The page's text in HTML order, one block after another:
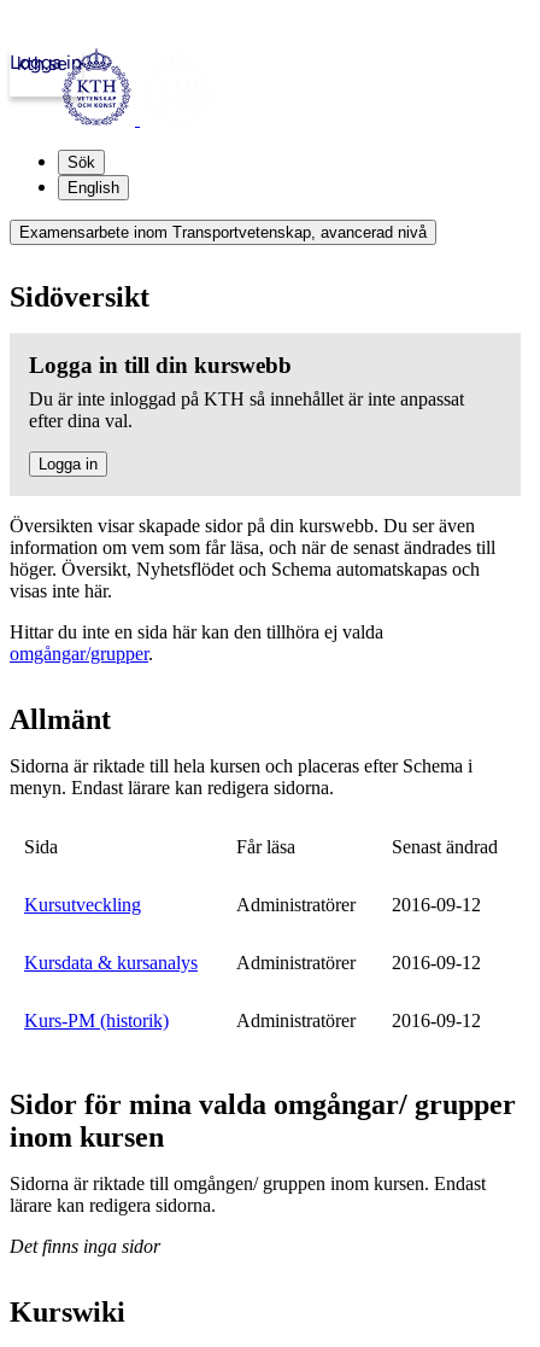
kth.se
Logga in
Sök
English
Examensarbete inom Transportvetenskap, avancerad nivå
Sidöversikt
Logga in till din kurswebb
Du är inte inloggad på KTH så innehållet är inte anpassat
efter dina val.
Logga in
Översikten visar skapade sidor på din kurswebb. Du ser även
information om vem som får läsa, och när de senast ändrades till
höger. Översikt, Nyhetsflödet och Schema automatskapas och
visas inte här.
Hittar du inte en sida här kan den tillhöra ej valda
omgångar/grupper.
Allmänt
Sidorna är riktade till hela kursen och placeras efter Schema i
menyn. Endast lärare kan redigera sidorna.
Sida Får läsa Senast ändrad
Kursutveckling Administratörer 2016-09-12
Kursdata & kursanalys Administratörer 2016-09-12
Kurs-PM (historik) Administratörer 2016-09-12
Sidor för mina valda omgångar/ grupper
inom kursen
Sidorna är riktade till omgången/ gruppen inom kursen. Endast
lärare kan redigera sidorna.
Det finns inga sidor
Kurswiki